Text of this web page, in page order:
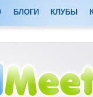
БЛОГИ КЛУБЫ